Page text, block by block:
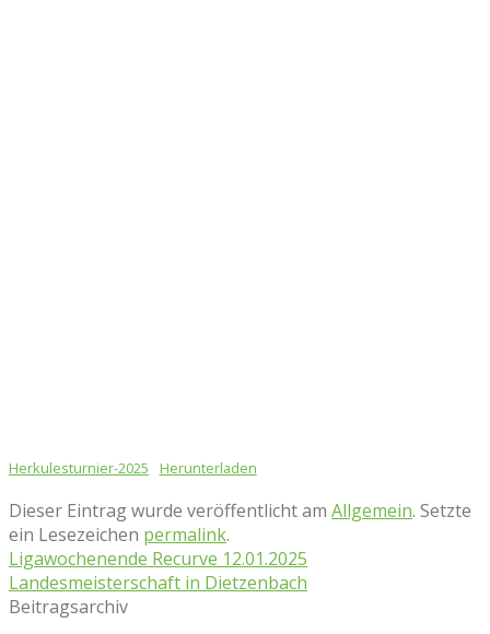
Herkulesturnier-2025 Herunterladen
Dieser Eintrag wurde veröffentlicht am Allgemein. Setzte
ein Lesezeichen permalink.
Ligawochenende Recurve 12.01.2025
Landesmeisterschaft in Dietzenbach
Beitragsarchiv